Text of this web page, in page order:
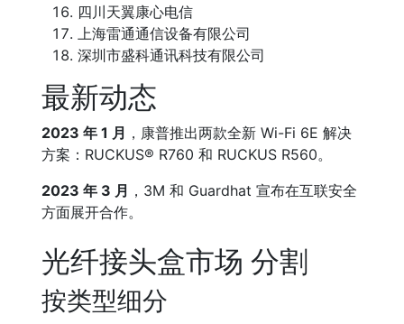
四川天翼康心电信
上海雷通通信设备有限公司
深圳市盛科通讯科技有限公司
最新动态
2023 年 1 月 ，康普推出两款全新 Wi-Fi 6E 解决
方案：RUCKUS® R760 和 RUCKUS R560。
2023 年 3 月 ，3M 和 Guardhat 宣布在互联安全
方面展开合作。
光纤接头盒市场 分割
按类型细分